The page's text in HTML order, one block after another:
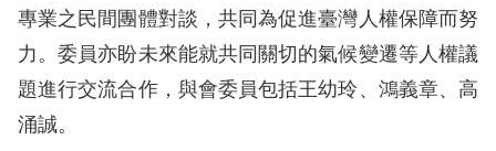
回
首
頁
專業之民間團體對談，共同為促進臺灣人權保障而努
力。委員亦盼未來能就共同關切的氣候變遷等人權議
題進行交流合作，與會委員包括王幼玲、鴻義章、高
涌誠。